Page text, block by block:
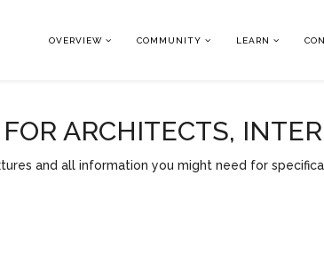
OVERVIEW COMMUNITY LEARN
ARCHITECTS,
and all information you might need for